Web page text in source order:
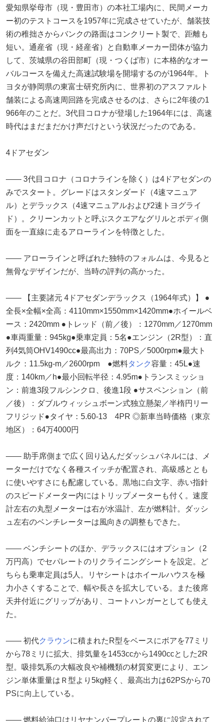
愛知県挙母市（現・豊田市）の本社工場内に、民間メーカ
ー初のテストコースを1957年に完成させていたが、舗装技
術の稚拙さからバンクの路面はコンクリート製で、距離も
短い。通産省（現・経産省）と自動車メーカー団体が協力
して、茨城県の谷田部町（現・つくば市）に本格的なオー
バルコースを備えた高速試験場を開場するのが1964年。ト
ヨタが静岡県の東富士研究所内に、世界初のアスファルト
舗装による高速周回路を完成させるのは、さらに2年後の1
966年のことだ。3代目コロナが登場した1964年には、高速
時代はまだまだかけ声だけという状況だったのである。
4ドアセダン
―― 3代目コロナ（コロナラインを除く）は4ドアセダンの
みでスタート。グレードはスタンダード（4速マニュア
ル）とデラックス（4速マニュアルおよび2速トヨグライ
ド）。クリーンカットと呼ぶスクエアなグリルとボディ側
面を一直線に走るアローラインを特徴とした。
―― アローラインと呼ばれた独特のフォルムは、今見ると
無骨なデザインだが、当時の評判の高かった。
―― 【主要諸元 4ドアセダンデラックス（1964年式）】 ●
全長×全幅×全高：4110mm×1550mm×1420mm●ホイールベ
ース：2420mm ●トレッド（前／後）：1270mm／1270mm
●車両重量：945kg●乗車定員：5名●エンジン（2R型）：直
列4気筒OHV1490cc●最高出力：70PS／5000rpm●最大ト
ルク：11.5kg-m／2600rpm ●燃料タンク容量：45L●速
度：140km／h●最小回転半径：4.95m●トランスミッショ
ン：前進3段フルシンクロ、後進1段 ●サスペンション（前
／後）：ダブルウィッシュボーン式独立懸架／半楕円リー
フリジッド●タイヤ：5.60-13 4PR ◎新車当時価格（東京
地区）：64万4000円
―― 助手席側まで広く回り込んだダッシュパネルには、メ
ーターだけでなく各種スイッチが配置され、高級感ととも
に使いやすさにも配慮している。黒地に白文字、赤い指針
のスピードメーター内にはトリップメーターも付く。速度
計左右の丸型メーターは右が水温計、左が燃料計。ダッシ
ュ左右のベンチレーターは風向きの調整もできた。
―― ベンチシートのほか、デラックスにはオプション（2
万円高）でセパレートのリクライニングシートを設定。ど
ちらも乗車定員は5人。リヤシートはホイールハウスを極
力小さくすることで、幅や長さを拡大している。また後席
天井付近にグリップがあり、コートハンガーとしても使え
た。
―― 初代クラウンに積まれたR型をベースにボアを77ミリ
から78ミリに拡大、排気量を1453ccから1490ccとした2R
型。吸排気系の大幅改良や補機類の材質変更により、エン
ジン単体重量はＲ型より5kg軽く、最高出力は62PSから70
PSに向上している。
―― 燃料給油口はリヤナンバープレートの裏に設定されて